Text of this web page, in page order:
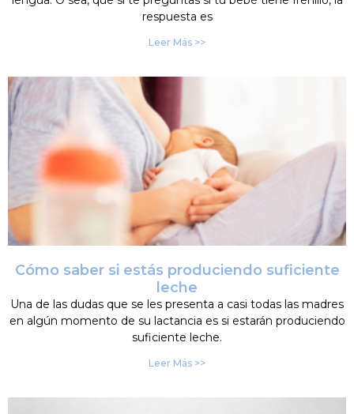
respuesta es
Leer Más >>
Cómo saber si estás produciendo suficiente
leche
Una de las dudas que se les presenta a casi todas las madres
en algún momento de su lactancia es si estarán produciendo
suficiente leche.
Leer Más >>